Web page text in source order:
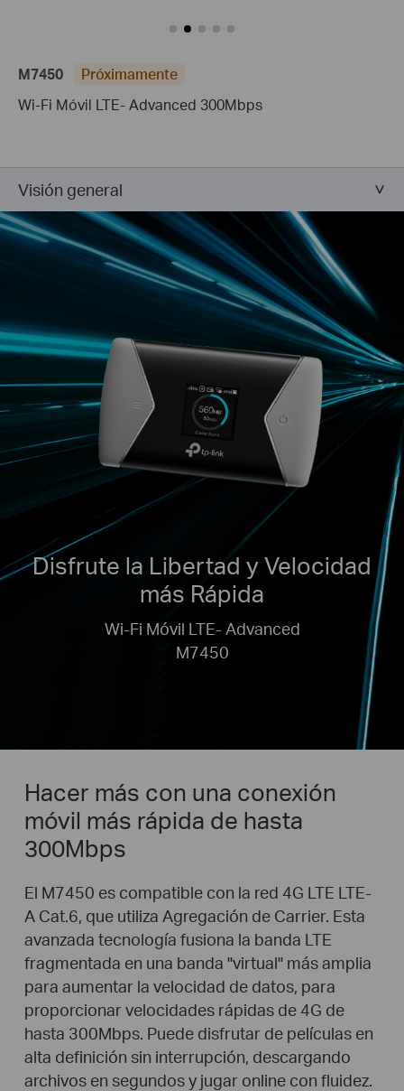
M7450
Próximamente
Wi-Fi Móvil LTE- Advanced 300Mbps
Visión general
Disfrute la Libertad y Velocidad
más Rápida
Wi-Fi Móvil LTE- Advanced
M7450
Hacer más con una conexión
móvil más rápida de hasta
300Mbps
El M7450 es compatible con la red 4G LTE LTE-
A Cat.6, que utiliza Agregación de Carrier. Esta
avanzada tecnología fusiona la banda LTE
fragmentada en una banda "virtual" más amplia
para aumentar la velocidad de datos, para
proporcionar velocidades rápidas de 4G de
hasta 300Mbps. Puede disfrutar de películas en
alta definición sin interrupción, descargando
archivos en segundos y jugar online con fluidez.